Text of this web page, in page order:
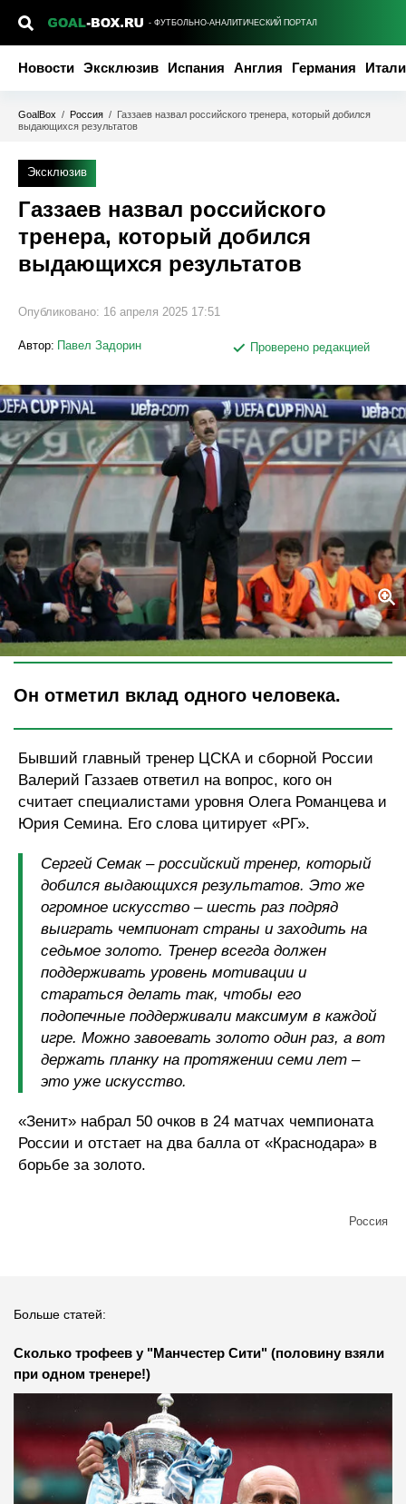
- ФУТБОЛЬНО-АНАЛИТИЧЕСКИЙ ПОРТАЛ
Новости Эксклюзив Испания Англия Германия
GoalBox / Россия / Газзаев назвал российского тренера, который добился
выдающихся результатов
Эксклюзив
Газзаев назвал российского
тренера, который добился
выдающихся результатов
Опубликовано: 16 апреля 2025 17:51
Автор: Павел Задорин Проверено редакцией
Legion-Media
Он отметил вклад одного человека.
Бывший главный тренер ЦСКА и сборной России
Валерий Газзаев ответил на вопрос, кого он
считает специалистами уровня Олега Романцева и
Юрия Семина. Его слова цитирует «РГ».
Сергей Семак – российский тренер, который
добился выдающихся результатов. Это же
огромное искусство – шесть раз подряд
выиграть чемпионат страны и заходить на
седьмое золото. Тренер всегда должен
поддерживать уровень мотивации и
стараться делать так, чтобы его
подопечные поддерживали максимум в каждой
игре. Можно завоевать золото один раз, а вот
держать планку на протяжении семи лет –
это уже искусство.
«Зенит» набрал 50 очков в 24 матчах чемпионата
России и отстает на два балла от «Краснодара» в
борьбе за золото.
Россия
Больше статей:
Сколько трофеев у "Манчестер Сити" (половину взяли
при одном тренере!)